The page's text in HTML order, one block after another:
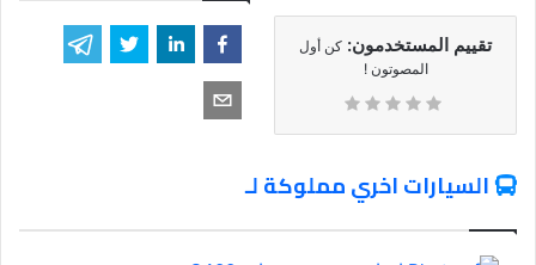
تقييم المستخدمون: كن أول
المصوتون !
السيارات اخري مملوكة لـ